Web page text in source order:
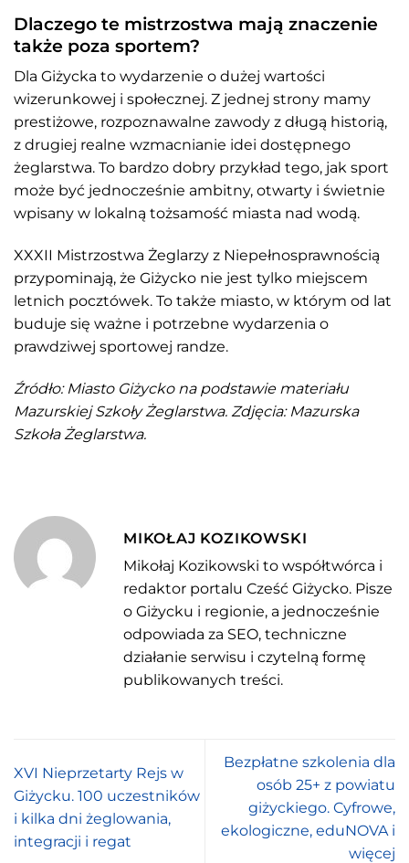
Dlaczego te mistrzostwa mają znaczenie
także poza sportem?
Dla Giżycka to wydarzenie o dużej wartości
wizerunkowej i społecznej. Z jednej strony mamy
prestiżowe, rozpoznawalne zawody z długą historią,
z drugiej realne wzmacnianie idei dostępnego
żeglarstwa. To bardzo dobry przykład tego, jak sport
może być jednocześnie ambitny, otwarty i świetnie
wpisany w lokalną tożsamość miasta nad wodą.
XXXII Mistrzostwa Żeglarzy z Niepełnosprawnością
przypominają, że Giżycko nie jest tylko miejscem
letnich pocztówek. To także miasto, w którym od lat
buduje się ważne i potrzebne wydarzenia o
prawdziwej sportowej randze.
Źródło: Miasto Giżycko na podstawie materiału
Mazurskiej Szkoły Żeglarstwa. Zdjęcia: Mazurska
Szkoła Żeglarstwa.
MIKOŁAJ KOZIKOWSKI
Mikołaj Kozikowski to współtwórca i
redaktor portalu Cześć Giżycko. Pisze
o Giżycku i regionie, a jednocześnie
odpowiada za SEO, techniczne
działanie serwisu i czytelną formę
publikowanych treści.
XVI Nieprzetarty Rejs w
Giżycku. 100 uczestników
i kilka dni żeglowania,
integracji i regat
Bezpłatne szkolenia dla
osób 25+ z powiatu
giżyckiego. Cyfrowe,
ekologiczne, eduNOVA i
więcej